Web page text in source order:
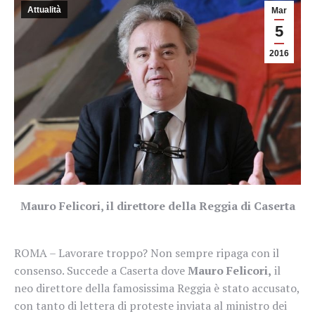
Mar
5
2016
Attualità
Mauro Felicori, il direttore della Reggia di Caserta
ROMA – Lavorare troppo? Non sempre ripaga con il
consenso. Succede a Caserta doveMauro Felicori, il
neo direttore della famosissima Reggia è stato accusato,
con tanto di lettera di proteste inviata al ministro dei